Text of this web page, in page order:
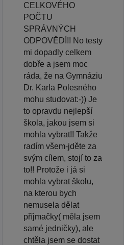
CELKOVÉHO
POČTU
SPRÁVNÝCH
ODPOVĚDÍ!! No testy
mi dopadly celkem
dobře a jsem moc
ráda, že na Gymnáziu
Dr. Karla Polesného
mohu studovat:-)) Je
to opravdu nejlepší
škola, jakou jsem si
mohla vybrat!! Takže
radím všem-jděte za
svým cílem, stojí to za
to!! Protože i já si
mohla vybrat školu,
na kterou bych
nemusela dělat
příjmačky( měla jsem
samé jedničky), ale
chtěla jsem se dostat